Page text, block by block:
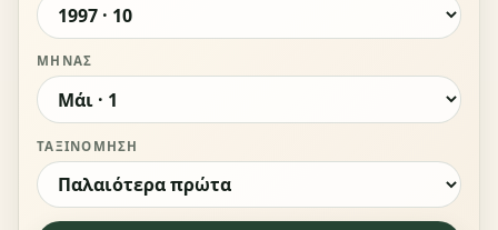
ΜΉΝΑΣ
ΤΑΞΙΝΌΜΗΣΗ